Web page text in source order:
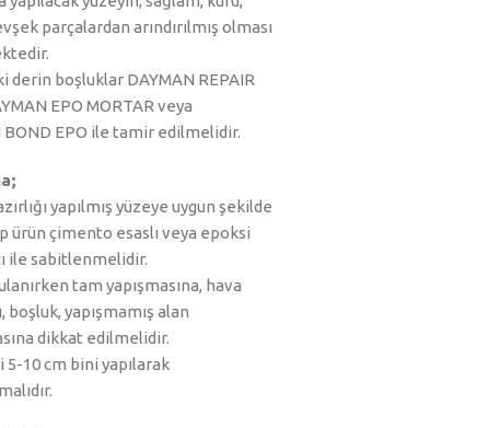
parçalardan arındırılmış olması
derin boşluklar DAYMAN REPAIR
EPO MORTAR veya
BOND EPO ile tamir edilmelidir.
yapılmış yüzeye uygun şekilde
ürün çimento esaslı veya epoksi
ile sabitlenmelidir.
tam yapışmasına, hava
boşluk, yapışmamış alan
dikkat edilmelidir.
5-10 cm bini yapılarak